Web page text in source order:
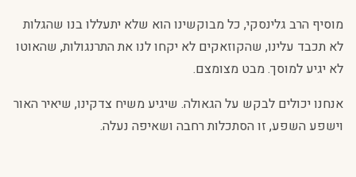
מוסיף הרב גלינסקי, כל מבוקשינו הוא שלא יתעללו בנו שהגלות
לא תכבד עלינו, שהקוזאקים לא יקחו לנו את התרנגולות, שהאוטו
לא יגיע למוסך. מבט מצומצם.
אנחנו יכולים לבקש על הגאולה. שיגיע משיח צדקינו, שיאיר האור
וישפע השפע, זו הסתכלות רחבה ושאיפה נעלה.